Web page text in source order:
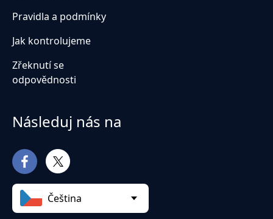
Pravidla a podmínky
Jak kontrolujeme
Zřeknutí se
odpovědnosti
Následuj nás na
Čeština